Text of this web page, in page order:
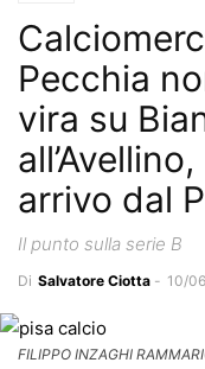
Pecchia
vira su
arrivo dal
Il punto sulla serie B
Di Salvatore Ciotta - 10/
FILIPPO INZAGHI